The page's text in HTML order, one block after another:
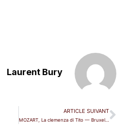
Laurent Bury
ARTICLE SUIVANT
MOZART, La clemenza di Tito — Bruxelles (La Monnaie)